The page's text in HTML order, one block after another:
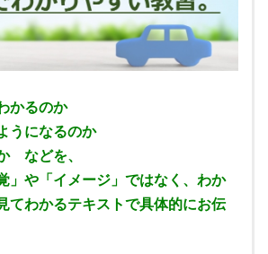
かるのか
うになるのか
などを、
」や「イメージ」ではなく、わか
てわかるテキストで具体的にお伝